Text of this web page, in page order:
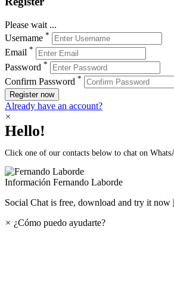
Please wait ...
Username *
Email *
Password *
Confirm Password *
Register now
Already have an account?
×
Hello!
Click one of our contacts below to chat on
Información Fernando Laborde
Social Chat is free, download and try it now
× ¿Cómo puedo ayudarte?